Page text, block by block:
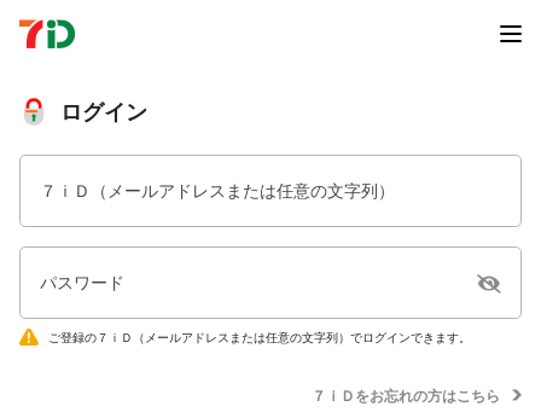
ログイン
７ｉＤ（メールアドレスまたは任意の文字列）
パスワード
ご登録の７ｉＤ（メールアドレスまたは任意の文字列）でログインできます。
７ｉＤをお忘れの方はこちら